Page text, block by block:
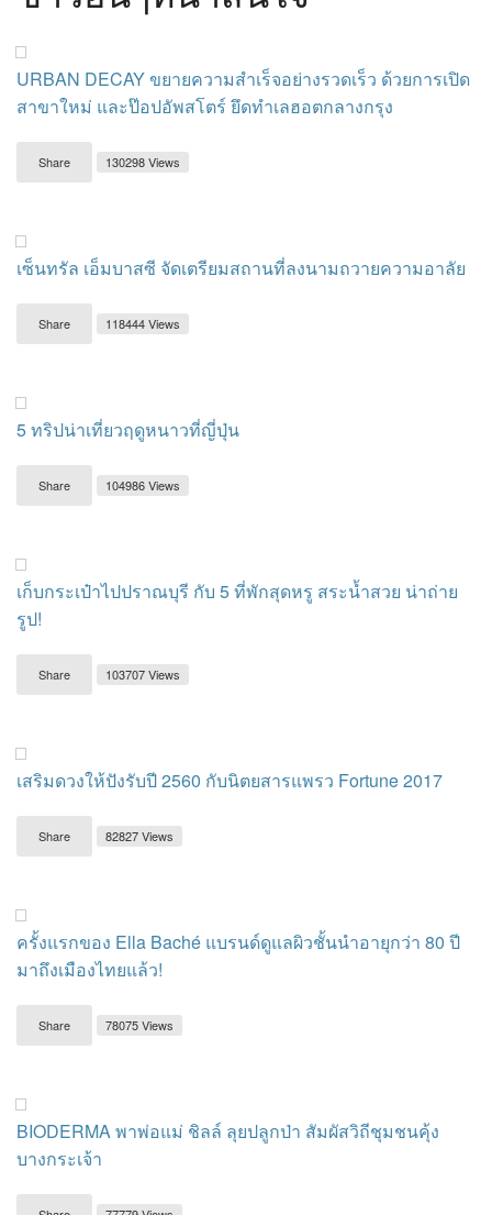
URBAN DECAY ขยายความสำเร็จอย่างรวดเร็ว ด้วยการเปิด
สาขาใหม่ และป๊อปอัพสโตร์ ยึดทำเลฮอตกลางกรุง
Share 130298 Views
เซ็นทรัล เอ็มบาสซี จัดเตรียมสถานที่ลงนามถวายความอาลัย
Share 118444 Views
5 ทริปน่าเที่ยวฤดูหนาวที่ญี่ปุ่น
Share 104986 Views
เก็บกระเป๋าไปปราณบุรี กับ 5 ที่พักสุดหรู สระน้ำสวย น่าถ่าย
รูป!
Share 103707 Views
เสริมดวงให้ปังรับปี 2560 กับนิตยสารแพรว Fortune 2017
Share 82827 Views
ครั้งแรกของ Ella Baché แบรนด์ดูแลผิวชั้นนำอายุกว่า 80 ปี
มาถึงเมืองไทยแล้ว!
Share 78075 Views
BIODERMA พาพ่อแม่ ชิลล์ ลุยปลูกป่า สัมผัสวิถีชุมชนคุ้ง
บางกระเจ้า